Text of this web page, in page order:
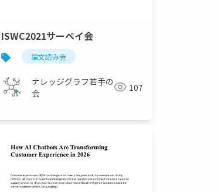
ISWC2021サーベイ会
論文読み会
ナレッジグラフ若手の
会
107